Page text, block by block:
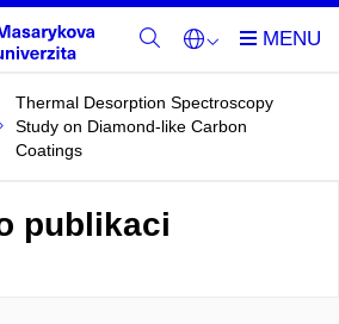
Thermal Desorption Spectroscopy
Study on Diamond-like Carbon
Coatings
publikaci